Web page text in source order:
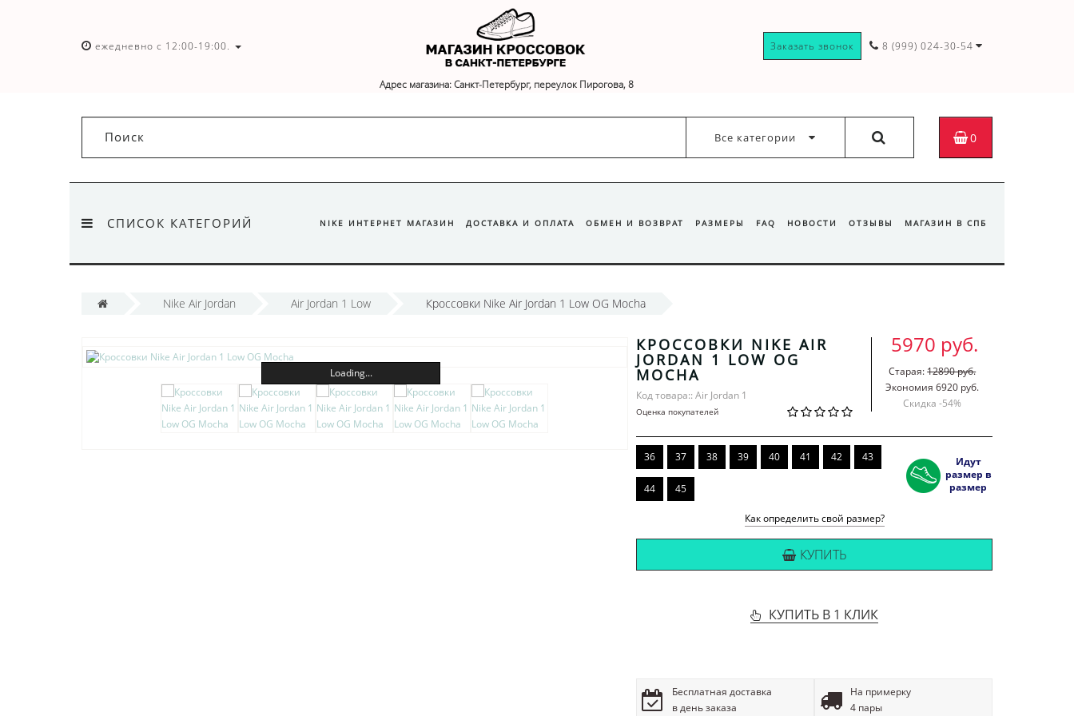
ежедневно с 12:00-19:00.
Адрес магазина: Санкт-Петербург, переулок Пирогова, 8
Заказать звонок 8 (999) 024-30-54
Все категории 0
СПИСОК КАТЕГОРИЙ NIKE ИНТЕРНЕТ МАГАЗИН ДОСТАВКА И ОПЛАТА ОБМЕН И ВОЗВРАТ РАЗМЕРЫ FAQ НОВОСТИ ОТЗЫВЫ МАГАЗИН В СПБ
Nike Air Jordan Air Jordan 1 Low Кроссовки Nike Air Jordan 1 Low OG Mocha
Loading...
КРОССОВКИ NIKE AIR
JORDAN 1 LOW OG
MOCHA
Код товара:: Air Jordan 1
Оценка покупателей
5970 руб.
Старая:12890 руб.
Экономия 6920 руб.
Скидка -54%
36 37 38 39 40 41 42 43
44 45
Идут
размер в
размер
Как определить свой размер?
КУПИТЬ
КУПИТЬ В 1 КЛИК
Бесплатная доставка
в день заказа
На примерку
4 пары